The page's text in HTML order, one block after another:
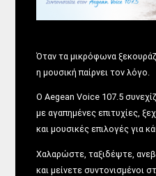
Όταν τα μικρόφωνα
η μουσική παίρνει τον λόγο.
Ο Aegean Voice 107.5
με αγαπημένες επιτυχίες,
και μουσικές επιλογές για
Χαλαρώστε, ταξιδέψτε,
και μείνετε συντονισμένοι